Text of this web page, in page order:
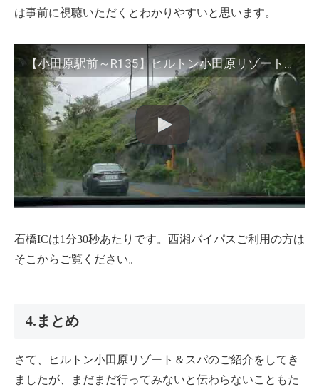
は事前に視聴いただくとわかりやすいと思います。
【小田原駅前～R135】ヒルトン小田原リゾート＆スパへのドライブルート
石橋ICは1分30秒あたりです。西湘バイパスご利用の方は
そこからご覧ください。
4.まとめ
さて、ヒルトン小田原リゾート＆スパのご紹介をしてき
ましたが、まだまだ行ってみないと伝わらないこともた